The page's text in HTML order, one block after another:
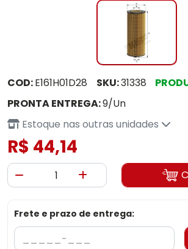
COD:E161H01D28 SKU:31338
PRONTA ENTREGA:9/Un
Estoque nas outras unidades
R$ 44,14
Frete e prazo de entrega: